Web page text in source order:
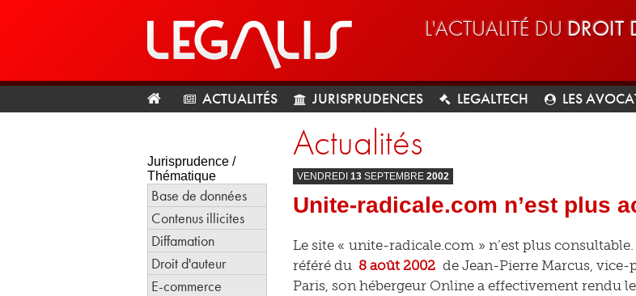
L'ACTUALITÉ DU DROIT
ACTUALITÉS JURISPRUDENCES LEGALTECH LES
Jurisprudence /
Thématique
Base de données
Contenus illicites
Diffamation
Droit d'auteur
E-commerce
Actualités
VENDREDI 13 SEPTEMBRE 2002
Unite-radicale.com n’est plus
Le site « unite-radicale.com » n’est plus
référé du 8 août 2002 de Jean-Pierre Marcus,
Paris, son hébergeur Online a effectivement rendu